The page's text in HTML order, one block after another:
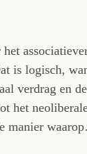
is logisch,
verdrag en
het
manier